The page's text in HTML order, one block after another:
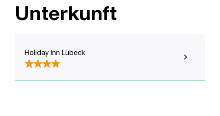
Unterkunft
Holiday Inn Lübeck